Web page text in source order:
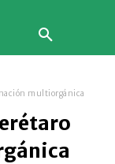
multiorgánica